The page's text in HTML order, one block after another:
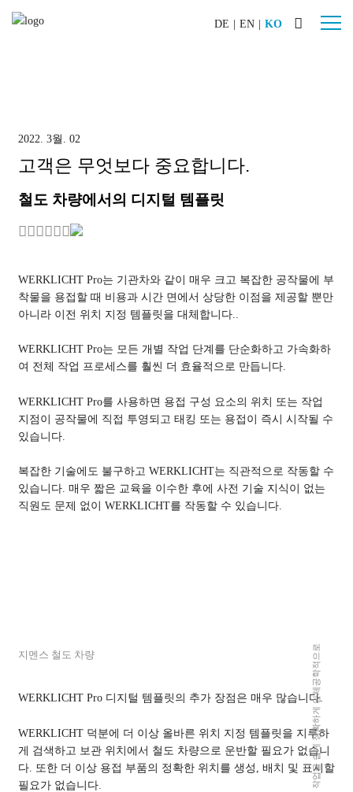
기계 & 플랜트
특수 건설 기계
WERKLICHT PRO L
WERKLICHT PRO S
악세사리
역량
정보 센터
브로셔
연락처
DE | EN | KO
2022. 3월. 02
고객은 무엇보다 중요합니다.
철도 차량에서의 디지털 템플릿
WERKLICHT Pro는 기관차와 같이 매우 크고 복잡한 공작물에 부
착물을 용접할 때 비용과 시간 면에서 상당한 이점을 제공할 뿐만
아니라 이전 위치 지정 템플릿을 대체합니다..
WERKLICHT Pro는 모든 개별 작업 단계를 단순화하고 가속화하
여 전체 작업 프로세스를 훨씬 더 효율적으로 만듭니다.
WERKLICHT Pro를 사용하면 용접 구성 요소의 위치 또는 작업
지점이 공작물에 직접 투영되고 태킹 또는 용접이 즉시 시작될 수
있습니다.
복잡한 기술에도 불구하고 WERKLICHT는 직관적으로 작동할 수
있습니다. 매우 짧은 교육을 이수한 후에 사전 기술 지식이 없는
직원도 문제 없이 WERKLICHT를 작동할 수 있습니다.
작업을 쉽게 정확하게 인체공학적으로
지멘스 철도 차량
WERKLICHT Pro 디지털 템플릿의 추가 장점은 매우 많습니다.
WERKLICHT 덕분에 더 이상 올바른 위치 지정 템플릿을 지루하
게 검색하고 보관 위치에서 철도 차량으로 운반할 필요가 없습니
다. 또한 더 이상 용접 부품의 정확한 위치를 생성, 배치 및 표시할
필요가 없습니다.